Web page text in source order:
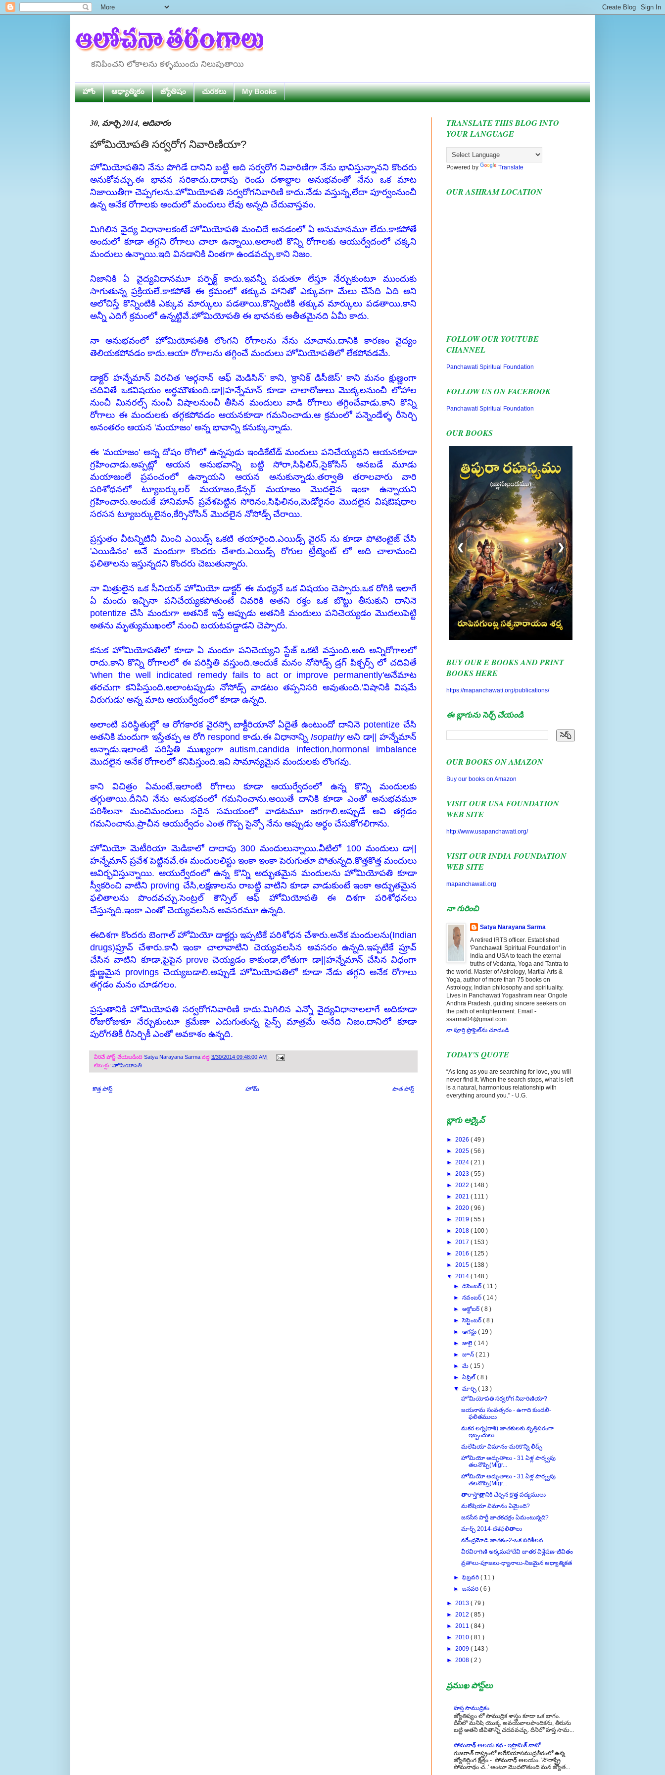
కనిపించని లోకాలను కళ్ళముందు నిలుపుతాయి
హోం ఆధ్యాత్మికం జ్యోతిషం చురకలు My Books
30, మార్చి 2014, ఆదివారం
హోమియోపతి సర్వరోగ నివారిణియా?
హోమియోపతిని నేను పొగిడే దానిని బట్టి అది సర్వరోగ నివారిణిగా నేను భావిస్తున్నానని కొందరు
అనుకోవచ్చు.ఈ భావన సరికాదు.దాదాపు రెండు దశాబ్దాల అనుభవంతో నేను ఒక మాట
నిజాయితీగా చెప్పగలను.హోమియోపతి సర్వరోగనివారిణి కాదు.నేడు వస్తున్న,లేదా పూర్వంనుంచీ
ఉన్న అనేక రోగాలకు అందులో మందులు లేవు అన్నది చేదువాస్తవం.
మిగిలిన వైద్య విధానాలకంటే హోమియోపతి మంచిదే అనడంలో ఏ అనుమానమూ లేదు.కాకపోతే
అందులో కూడా తగ్గని రోగాలు చాలా ఉన్నాయి.అలాంటి కొన్ని రోగాలకు ఆయుర్వేదంలో చక్కని
మందులు ఉన్నాయి.ఇది వినడానికి వింతగా ఉండవచ్చు.కాని నిజం.
నిజానికి ఏ వైద్యవిదానమూ పర్ఫెక్ట్ కాదు.ఇవన్నీ పడుతూ లేస్తూ నేర్చుకుంటూ ముందుకు
సాగుతున్న ప్రక్రియలే.కాకపోతే ఈ క్రమంలో తక్కువ హానితో ఎక్కువగా మేలు చేసేది ఏది అని
ఆలోచిస్తే కొన్నింటికి ఎక్కువ మార్కులు పడతాయి.కొన్నింటికి తక్కువ మార్కులు పడతాయి.కాని
అన్నీ ఎదిగే క్రమంలో ఉన్నట్టివే.హోమియోపతి ఈ భావనకు అతీతమైనది ఏమీ కాదు.
నా అనుభవంలో హోమియోపతికి లొంగని రోగాలను నేను చూచాను.దానికి కారణం వైద్యం
తెలియకపోవడం కాదు.ఆయా రోగాలను తగ్గించే మందులు హోమియోపతిలో లేకపోవడమే.
డాక్టర్ హన్నేమాన్ విరచిత 'ఆర్గనాన్ ఆఫ్ మెడిసిన్' కాని, 'క్రానిక్ డిసీజెస్' కాని మనం క్షుణ్ణంగా
చదివితే ఒకవిషయం అర్ధమౌతుంది.డా||హన్నేమాన్ కూడా చాలారోజులు మొక్కలనుంచీ లోహాల
నుంచీ మినరల్స్ నుంచీ విషాలనుంచీ తీసిన మందులు వాడి రోగాలు తగ్గించేవాడు.కాని కొన్ని
రోగాలు ఈ మందులకు తగ్గకపోవడం ఆయనకూడా గమనించాడు.ఆ క్రమంలో పన్నెండేళ్ళ రీసెర్చి
అనంతరం ఆయన 'మయాజం' అన్న భావాన్ని కనుక్కున్నాడు.
ఈ 'మయాజం' అన్న దోషం రోగిలో ఉన్నపుడు ఇండికేటేడ్ మందులు పనిచేయ్యవని ఆయనకూడా
గ్రహించాడు.అప్పట్లో ఆయన అనుభవాన్ని బట్టి సోరా,సిఫిలిస్,సైకోసిస్ అనబడే మూడు
మయాజంలే ప్రపంచంలో ఉన్నాయని ఆయన అనుకున్నాడు.తర్వాతి తరాలవారు వారి
పరిశోధనలో ట్యూబర్కులర్ మయాజం,కేన్సర్ మయాజం మొదలైన ఇంకా ఉన్నాయని
గ్రహించారు.అందుకే హానిమాన్ ప్రవేశపెట్టిన సోరినం,సిఫిలినం,మెడోరైనం మొదలైన విషఔషధాల
సరసన ట్యూబర్కులైనం,కేర్సినోసిన్ మొదలైన నోసోడ్స్ చేరాయి.
ప్రస్తుతం వీటన్నిటినీ మించి ఎయిడ్స్ ఒకటి తయారైంది.ఎయిడ్స్ వైరస్ ను కూడా పోటెంటైజ్ చేసి
'ఎయిడినం' అనే మందుగా కొందరు చేశారు.ఎయిడ్స్ రోగుల ట్రీట్మెంట్ లో అది చాలామంచి
ఫలితాలను ఇస్తున్నదని కొందరు చెబుతున్నారు.
నా మిత్రులైన ఒక సీనియర్ హోమియో డాక్టర్ ఈ మధ్యనే ఒక విషయం చెప్పారు.ఒక రోగికి ఇలాగే
ఏ మందు ఇచ్చినా పనిచేయ్యకపోతుంటే చివరికి అతని రక్తం ఒక బొట్టు తీసుకుని దానినె
potentize చేసి మందుగా అతనికే ఇస్తే అప్పుడు అతనికి మందులు పనిచెయ్యడం మొదలుపెట్టి
అతను మృత్యుముఖంలో నుంచి బయటపడ్డాడని చెప్పారు.
కనుక హోమియోపతిలో కూడా ఏ మందూ పనిచెయ్యని స్టేజ్ ఒకటి వస్తుంది.అది అన్నిరోగాలలో
రాదు.కాని కొన్ని రోగాలలో ఈ పరిస్తితి వస్తుంది.అందుకే మనం నోసోడ్స్ డ్రగ్ పిక్చర్స్ లో చదివితే
'when the well indicated remedy fails to act or improve permanently'అనేమాట
తరచుగా కనిపిస్తుంది.అలాంటప్పుడు నోసోడ్స్ వాడటం తప్పనిసరి అవుతుంది.'విషానికి విషమే
విరుగుడు' అన్న మాట ఆయుర్వేదంలో కూడా ఉన్నది.
అలాంటి పరిస్థితుల్లో ఆ రోగకారక వైరస్సో బాక్టీరియానో ఏదైతే ఉంటుందో దానినె potentize చేసి
అతనికి మందుగా ఇస్తేతప్ప ఆ రోగి respond కాడు.ఈ విధానాన్ని Isopathyఅని డా|| హన్నేమాన్
అన్నాడు.ఇలాంటి పరిస్తితి ముఖ్యంగా autism,candida infection,hormonal imbalance
మొదలైన అనేక రోగాలలో కనిపిస్తుంది.ఇవి సామాన్యమైన మందులకు లొంగవు.
కాని విచిత్రం ఏమంటే,ఇలాంటి రోగాలు కూడా ఆయుర్వేదంలో ఉన్న కొన్ని మందులకు
తగ్గుతాయి.దీనిని నేను అనుభవంలో గమనించాను.అయితే దానికి కూడా ఎంతో అనుభవమూ
పరిశీలనా మంచిమందులు సరైన సమయంలో వాడటమూ జరగాలి.అప్పుడే అవి తగ్గడం
గమనించాను.ప్రాచీన ఆయుర్వేదం ఎంత గొప్ప సైన్సో నేను అప్పుడు అర్ధం చేసుకోగలిగాను.
హోమియో మెటీరియా మెడికాలో దాదాపు 300 మందులున్నాయి.వీటిలో 100 మందులు డా||
హన్నేమాన్ ప్రవేశ పెట్టినవే.ఈ మందులలిస్టు ఇంకా ఇంకా పెరుగుతూ పోతున్నది.కొత్తకొత్త మందులు
ఆవిర్భవిస్తున్నాయి. ఆయుర్వేదంలో ఉన్న కొన్ని అద్భుతమైన మందులను హోమియోపతి కూడా
స్వీకరించి వాటిని proving చేసి,లక్షణాలను రాబట్టి వాటిని కూడా వాడుకుంటే ఇంకా అద్భుతమైన
ఫలితాలను పొందవచ్చు.సెంట్రల్ కౌన్సిల్ ఆఫ్ హోమియోపతి ఈ దిశగా పరిశోధనలు
చేస్తున్నది.ఇంకా ఎంతో చెయ్యవలసిన అవసరమూ ఉన్నది.
ఈదిశగా కొందరు బెంగాల్ హోమియో డాక్టర్లు ఇప్పటికే పరిశోధన చేశారు.అనేక మందులను(Indian
drugs)ప్రూవ్ చేశారు.కానీ ఇంకా చాలావాటిని చెయ్యవలసిన అవసరం ఉన్నది.ఇప్పటికే ప్రూవ్
చేసిన వాటిని కూడా,పైపైన prove చెయ్యడం కాకుండా,లోతుగా డా||హన్నేమాన్ చేసిన విధంగా
క్షుణ్ణమైన provings చెయ్యబడాలి.అప్పుడే హోమియోపతిలో కూడా నేడు తగ్గని అనేక రోగాలు
తగ్గడం మనం చూడగలం.
ప్రస్తుతానికి హోమియోపతి సర్వరోగనివారిణి కాదు.మిగిలిన ఎన్నో వైద్యవిధానాలలాగే అదికూడా
రోజురోజుకూ నేర్చుకుంటూ క్రమేణా ఎదుగుతున్న సైన్స్ మాత్రమే అనేది నిజం.దానిలో కూడా
పురోగతికీ రీసెర్చికీ ఎంతో అవకాశం ఉన్నది.
వీరిచే పోస్ట్ చేయబడింది Satya Narayana Sarma వద్ద 3/30/2014 09:48:00 AM
లేబుళ్లు: హోమియోపతి
కొత్త పోస్ట్ పాత పోస్ట్
హోమ్
TRANSLATE THIS BLOG INTO
YOUR LANGUAGE
Powered by Translate
OUR ASHRAM LOCATION
FOLLOW OUR YOUTUBE
CHANNEL
Panchawati Spiritual Foundation
FOLLOW US ON FACEBOOK
Panchawati Spiritual Foundation
OUR BOOKS
❮ ❯
BOOKS HERE
WEB SITE
WEB SITE
A retired IRTS officer. Established
'Panchawati Spiritual Foundation' in
India and USA to teach the eternal
truths of Vedanta, Yoga and Tantra to
the world. Master of Astrology, Martial Arts &
Yoga, author of more than 75 books on
Astrology, Indian philosophy and spirituality.
Lives in Panchawati Yogashram near Ongole
Andhra Pradesh, guiding sincere seekers on
the path of enlightenment. Email -
ssarma04@gmail.com
నా పూర్తి ప్రొఫైల్‌ను చూడండి
never find it. When the search stops, what is left
is a natural, harmonious relationship with
everything around you." - U.G.
► 2025 ( 56 )
► 2024 ( 21 )
► 2023 ( 55 )
► 2022 ( 148 )
► 2021 ( 111 )
► 2020 ( 96 )
► 2019 ( 55 )
► 2018 ( 100 )
► 2017 ( 153 )
► 2016 ( 125 )
► 2015 ( 138 )
▼ 2014 ( 148 )
►డిసెంబర్( 11 )
►నవంబర్( 14 )
►అక్టోబర్( 8 )
►సెప్టెంబర్ ( 8 )
►ఆగస్టు( 19 )
►జులై( 14 )
►జూన్( 21 )
►మే( 15 )
►ఏప్రిల్( 8 )
▼మార్చి( 13 )
హోమియోపతి సర్వరోగ నివారిణియా?
జయనామ సంవత్సరం - ఉగాది కుండలి-
ఫలితములు
మకర లగ్న(రాశి) జాతకులకు వృత్తిపరంగా
ఇబ్బందులు
మలేషియా విమానం-మరికొన్ని లీడ్స్
హోమియో అద్భుతాలు - 31 ఏళ్ల పార్శ్వపు
తలనొప్పి(Migr...
హోమియో అద్భుతాలు - 31 ఏళ్ల పార్శ్వపు
తలనొప్పి(Migr...
తారాస్తోత్రానికి చేర్చిన క్రొత్త పద్యములు
మలేషియా విమానం ఏమైంది?
జనసేన పార్టీ జాతకచక్రం ఏమంటున్నది?
మార్చ్ 2014-దేశఫలితాలు
నరేంద్రమోడి జాతకం-2-ఒక పరిశీలన
వీరవిరాగిణి అక్కమహాదేవి జాతక విశ్లేషణ-జీవితం
వ్రతాలు-పూజలు-ధ్యానాలు-నిజమైన ఆధ్యాత్మికత
►ఫిబ్రవరి
( 11 )
►జనవరి ( 6 )
( 79 )
► 2012 ( 85 )
► 2011 ( 84 )
► 2010 ( 81 )
► 2009 ( 143 )
► 2008 ( 2 )
జ్యోతిష్యం లో సాముద్రిక శాస్త్రం కూడా ఒక భాగం.
దీనిలొ మనిషి యొక్క అవయవాలపొందికను, తీరును
బట్టి అతని జీవితాన్ని చదవవచ్చు. దీనిలో హస్త సామ...
సోమనాథ్ ఆలయ కథ - ఇస్లామిక్ నాటో
గుజరాత్ రాష్ట్రంలో అరేబియాసముద్రతీరంలో ఉన్న
జ్యోతిర్లింగ క్షేత్రం - సోమనాధ్ ఆలయం. 'సౌరాష్ట్రే
సోమనాథం చ..' అంటూ మొదలౌతుంది మన జ్యోత...